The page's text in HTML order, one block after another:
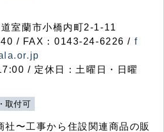
室蘭市小橋内町2-1-11
/ FAX：0143-24-6226 / f
/ 定休日：土曜日・日曜
取付可
社〜工事から住設関連商品の販